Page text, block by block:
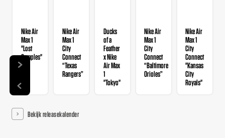
Nike Air
Max 1
"Lost
Samples"
Nike Air
Max 1
City
Connect
“Texas
Rangers”
Ducks
of a
Feather
x Nike
Air Max
1
"Tokyo"
Nike Air
Max 1
City
Connect
“Baltimore
Orioles”
Nike Air
Max 1
City
Connect
"Kansas
City
Royals"
Bekijk releasekalender